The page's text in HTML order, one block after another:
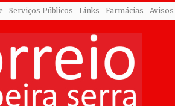
Serviços Públicos Links Farmácias